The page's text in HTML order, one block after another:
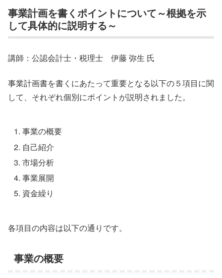
事業計画を書くポイントについて～根拠を示
して具体的に説明する～
講師：公認会計士・税理士 伊藤 弥生 氏
事業計画書を書くにあたって重要となる以下の５項目に関
して、それぞれ個別にポイントが説明されました。
事業の概要
自己紹介
市場分析
事業展開
資金繰り
各項目の内容は以下の通りです。
事業の概要